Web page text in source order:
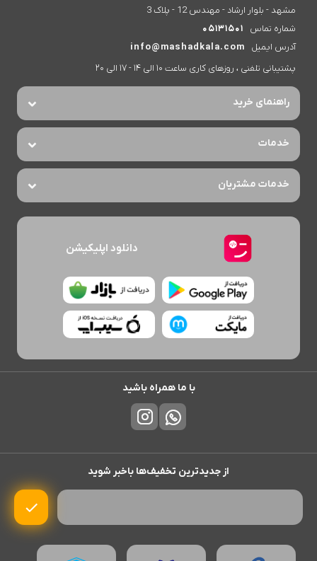
مشهد - بلوار ارشاد - مهندس 12 - پلاک 3
شماره تماس
05131501
آدرس ایمیل
info@mashadkala.com
پشتیبانی تلفنی ، روزهای کاری ساعت 10 الی 14 - 17 الی 20
راهنمای خرید
خدمات
خدمات مشتریان
دانلود اپلیکیشن
با ما همراه باشید
از جدیدترین تخفیف‌ها باخبر شوید